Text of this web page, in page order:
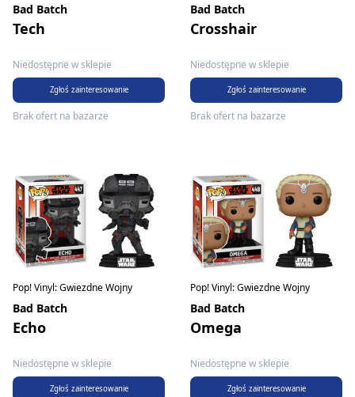
Bad Batch
Tech
Niedostępne w sklepie
Zgłoś zainteresowanie
Brak ofert na bazarze
Bad Batch
Crosshair
Niedostępne w sklepie
Zgłoś zainteresowanie
Brak ofert na bazarze
Pop! Vinyl: Gwiezdne Wojny
Bad Batch
Echo
Niedostępne w sklepie
Zgłoś zainteresowanie
Pop! Vinyl: Gwiezdne Wojny
Bad Batch
Omega
Niedostępne w sklepie
Zgłoś zainteresowanie